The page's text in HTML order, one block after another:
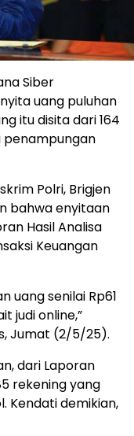
Siber
uang puluhan
itu disita dari 164
penampungan
Polri, Brigjen
bahwa enyitaan
Hasil Analisa
Keuangan
uang senilai Rp61
judi online,”
Jumat (2/5/25).
dari Laporan
rekening yang
Kendati demikian,